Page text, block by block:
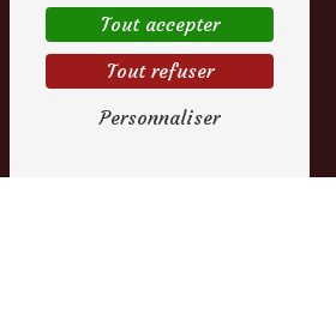
Pont-Audemer
Tout accepter
Tout refuser
Personnaliser